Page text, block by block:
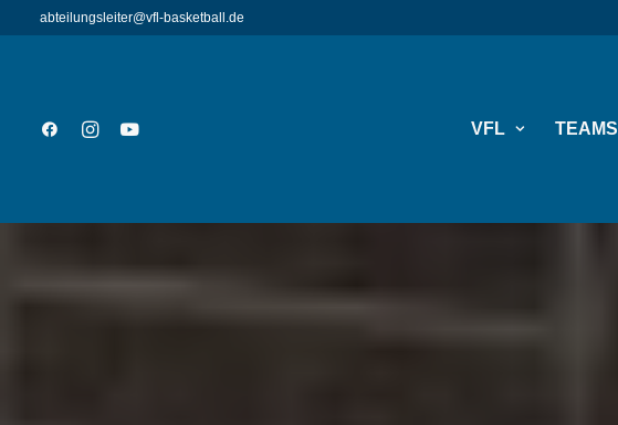
abteilungsleiter@vfl-basketball.de
VFL TEAMS